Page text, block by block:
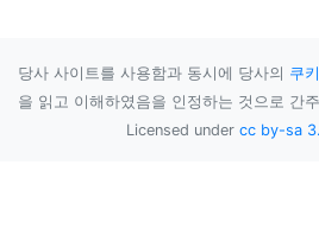
당사 사이트를 사용함과 동시에 당사의 쿠
을 읽고 이해하였음을 인정하는 것으로 간
Licensed under cc by-sa